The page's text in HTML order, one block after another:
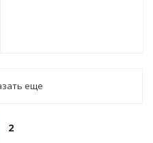
еще
2